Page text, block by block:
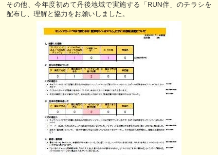
その他、今年度初めて丹後地域で実施する「RUN伴」のチラシを
配布し、理解と協力をお願いしました。